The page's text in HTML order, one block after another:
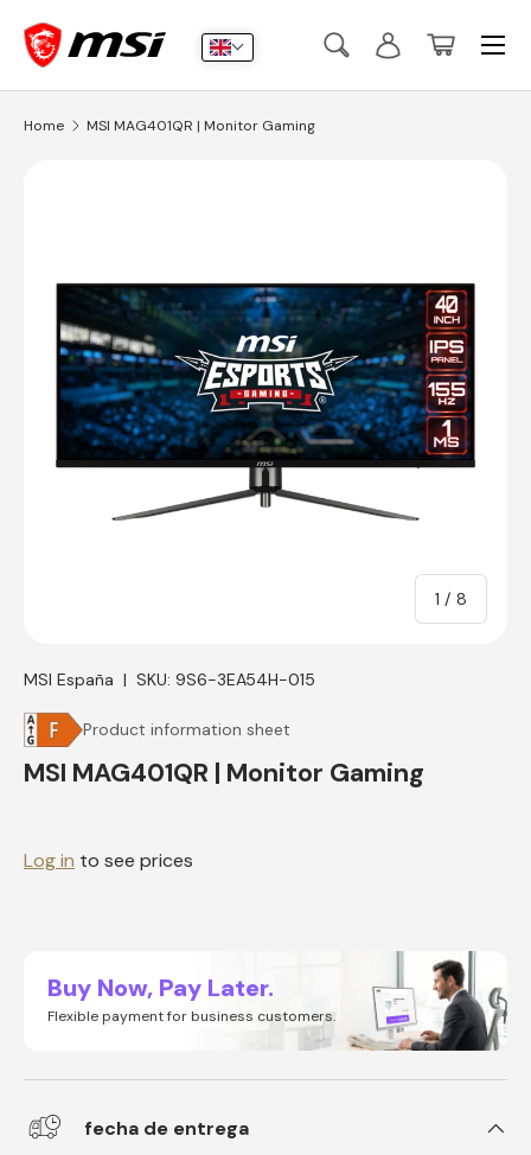
Skip to content
Search
SearchLog inBasket
Menu
Home MSI MAG401QR | Monitor Gaming
1 / of
8
MSI España | SKU: 9S6-3EA54H-015
Product information sheet
MSI MAG401QR | Monitor Gaming
Log in to see prices
Buy Now, Pay Later.
Flexible payment for business customers.
fecha de entrega